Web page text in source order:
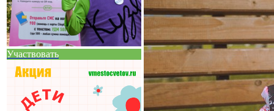
Участвовать